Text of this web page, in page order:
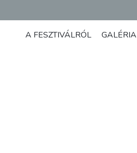
A FESZTIVÁLRÓL GALÉRIA